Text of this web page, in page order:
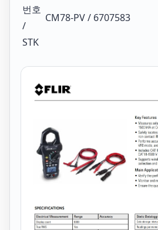
번호
/
STK
CM78-PV / 6707583